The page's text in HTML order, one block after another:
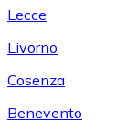
Lecce
Livorno
Cosenza
Benevento